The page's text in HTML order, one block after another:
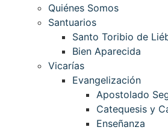
Quiénes Somos
Santuarios
Santo Toribio de
Bien Aparecida
Vicarías
Evangelización
Apostolado
Catequesis y
Enseñanza